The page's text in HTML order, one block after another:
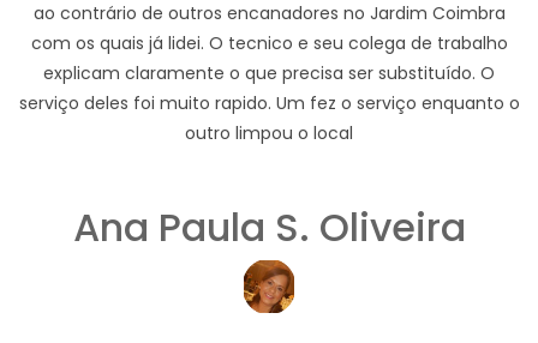
ao contrário de outros encanadores no Jardim Coimbra
com os quais já lidei. O tecnico e seu colega de trabalho
explicam claramente o que precisa ser substituído. O
serviço deles foi muito rapido. Um fez o serviço enquanto o
outro limpou o local
Ana Paula S. Oliveira